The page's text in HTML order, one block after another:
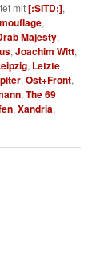
mit[:SITD:],
,
Majesty,
,Joachim Witt,
, Letzte
,Ost+Front,
,The 69
,Xandria,